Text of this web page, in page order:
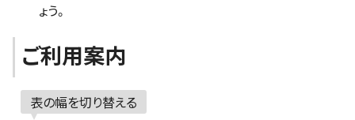
ょう。
ご利用案内
表の幅を切り替える